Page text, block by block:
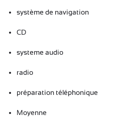
système de navigation
CD
systeme audio
radio
préparation téléphonique
Moyenne